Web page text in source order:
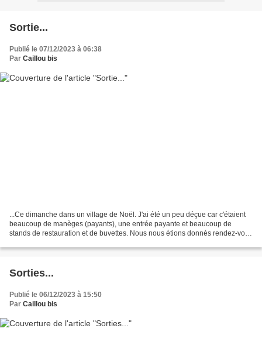
Sortie...
Publié le 07/12/2023 à 06:38
Par Caillou bis
...Ce dimanche dans un village de Noël. J'ai été un peu déçue car c'étaient
beaucoup de manèges (payants), une entrée payante et beaucoup de
stands de restauration et de buvettes. Nous nous étions donnés rendez-vous
Sorties...
Publié le 06/12/2023 à 15:50
Par Caillou bis